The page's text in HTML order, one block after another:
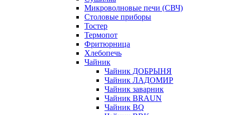
Микроволновые печи (СВЧ)
Столовые приборы
Тостер
Термопот
Фритюрница
Хлебопечь
Чайник
Чайник ДОБРЫНЯ
Чайник ЛАДОМИР
Чайник заварник
Чайник BRAUN
Чайник BQ